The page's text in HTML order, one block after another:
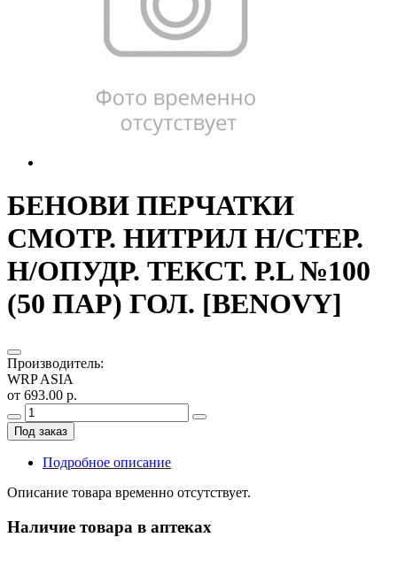
БЕНОВИ ПЕРЧАТКИ
СМОТР. НИТРИЛ Н/СТЕР.
Н/ОПУДР. ТЕКСТ. Р.L №100
(50 ПАР) ГОЛ. [BENOVY]
Производитель:
WRP ASIA
от 693.00 р.
Под заказ
Подробное описание
Описание товара временно отсутствует.
Наличие товара в аптеках